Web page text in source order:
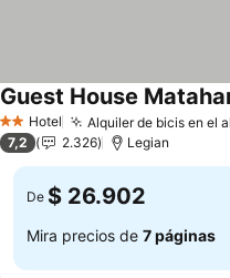
2 Estrellas
Hotel Alquiler de bicis en el
Guest House
7,2 2.326 Legian
De $ 26.902
Mira precios de 7 páginas